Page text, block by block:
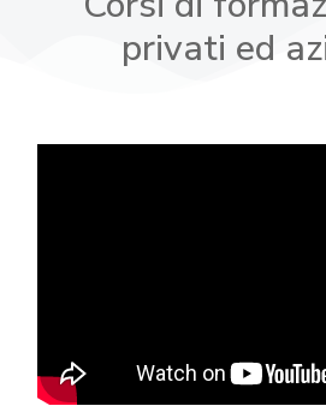
privati ed